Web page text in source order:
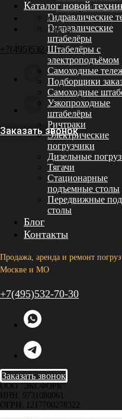
Передвижные
Блог
Контакты
+7(495)532-70-30
Заказать звонок
Каталог новой
Гидравлические
Гидравлические
штабелёры
Штабелёры с
электроподъёмом
Самоходные
Подборщики
Самоходные
Узкопроходные
штабелёры
Ричтраки
Электрические
погрузчики
Дизельные
Тягачи
Стационарные
подъемные столы
Передвижные
столы
Блог
Контакты
Продажа, аренда и ремонт
Москве и МО
+7(495)532-70-30
Заказать звонок
ООО "ЭКСФОРК"
ИНН: 9731080061
ОГРН: 1217700278322